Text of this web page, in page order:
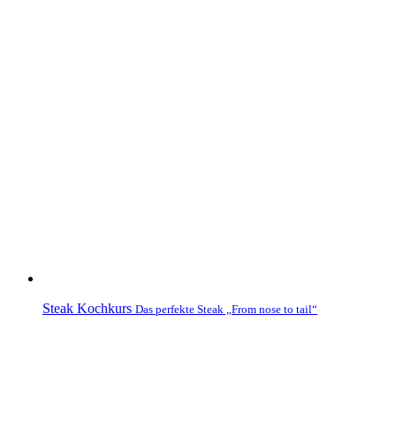
Steak Kochkurs Das perfekte Steak „From nose to tail“